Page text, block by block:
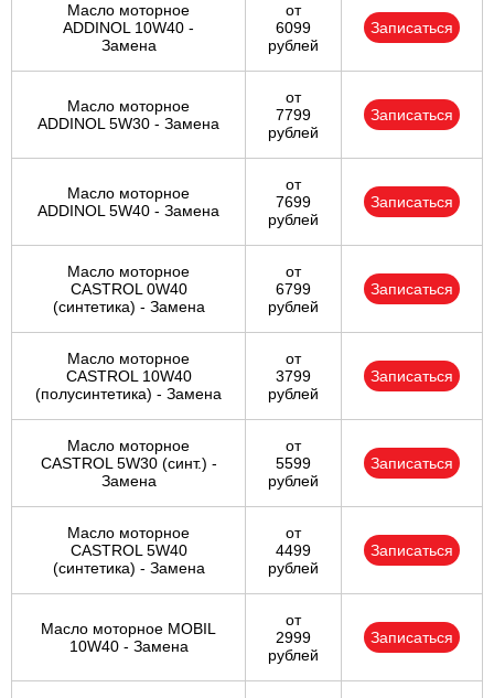
Масло моторное
ADDINOL 10W40 -
Замена
от
6099
рублей
Записаться
Масло моторное
ADDINOL 5W30 - Замена
от
7799
рублей
Записаться
Масло моторное
ADDINOL 5W40 - Замена
от
7699
рублей
Записаться
Масло моторное
CASTROL 0W40
(синтетика) - Замена
от
6799
рублей
Записаться
Масло моторное
CASTROL 10W40
(полусинтетика) - Замена
от
3799
рублей
Записаться
Масло моторное
CASTROL 5W30 (синт.) -
Замена
от
5599
рублей
Записаться
Масло моторное
CASTROL 5W40
(синтетика) - Замена
от
4499
рублей
Записаться
Масло моторное MOBIL
10W40 - Замена
от
2999
рублей
Записаться